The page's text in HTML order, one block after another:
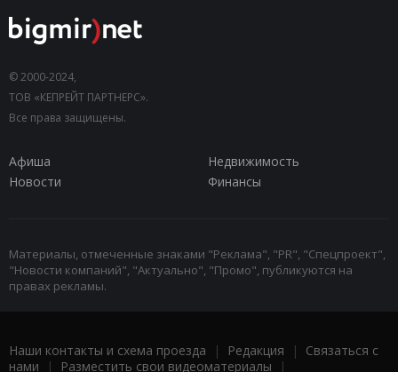
© 2000-2024,
ТОВ «КЕПРЕЙТ ПАРТНЕРС».
Все права защищены.
Афиша
Недвижимость
Новости
Финансы
Материалы, отмеченные знаками "Реклама", "PR", "Спецпроект",
"Новости компаний", "Актуально", "Промо", публикуются на
правах рекламы.
Наши контакты и схема проезда | Редакция | Связаться с
нами | Разместить свои видеоматериалы |